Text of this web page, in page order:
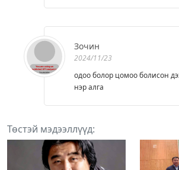
Зочин
2024/11/23
одоо болор цомоо болисон
нэр алга
Төстэй мэдээллүүд: